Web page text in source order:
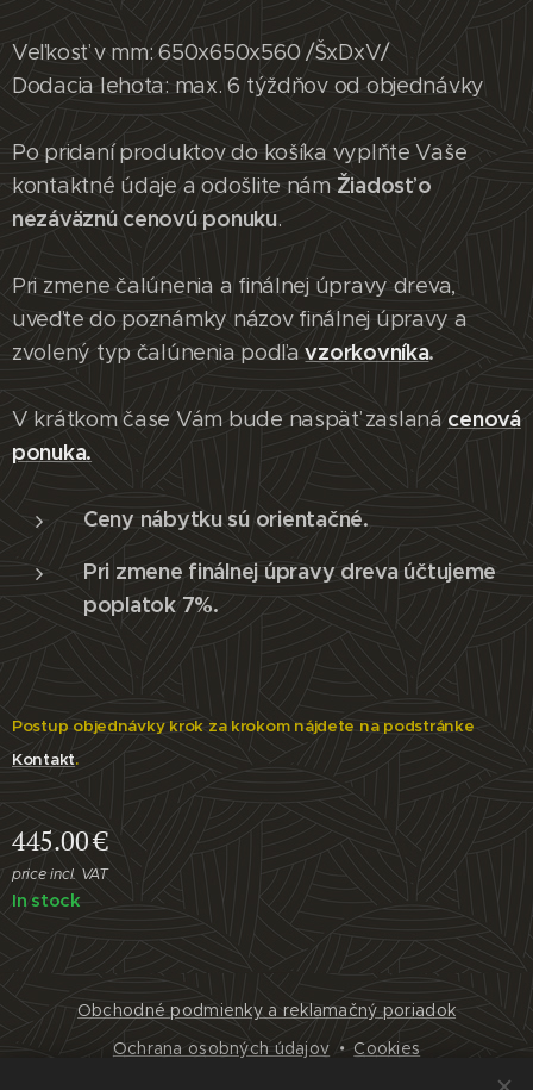
Veľkosť v mm: 650x650x560 /ŠxDxV/
Dodacia lehota: max. 6 týždňov od objednávky
Po pridaní produktov do košíka vyplňte Vaše
kontaktné údaje a odošlite nám Žiadosť o
nezáväznú cenovú ponuku.
Pri zmene čalúnenia a finálnej úpravy dreva,
uveďte do poznámky názov finálnej úpravy a
zvolený typ čalúnenia podľavzorkovníka.
V krátkom čase Vám bude naspäť zaslaná cenová
ponuka.
Ceny nábytku sú orientačné.
Pri zmene finálnej úpravy dreva účtujeme
poplatok 7%.
Postup objednávky krok za krokom nájdete na podstránke
Kontakt.
445.00€
price incl. VAT
In stock
Obchodné podmienky a reklamačný poriadok
Ochrana osobných údajov
Cookies